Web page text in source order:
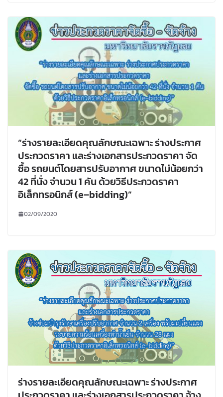
“ร่างรายละเอียดคุณลักษณะเฉพาะ ร่างประกาศ
ประกวดราคา และร่างเอกสารประกวดราคา จัด
ซื้อ รถยนต์โดยสารปรับอากาศ ขนาดไม่น้อยกว่า
42 ที่นั่ง จำนวน 1 คัน ด้วยวิธีประกวดราคา
อิเล็กทรอนิกส์ (e–bidding)”
02/09/2020
ร่างรายละเอียดคุณลักษณะเฉพาะ ร่างประกาศ